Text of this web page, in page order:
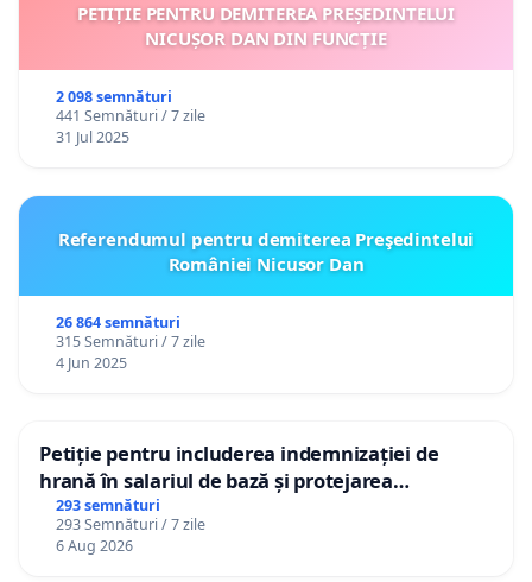
PETIȚIE PENTRU DEMITEREA PREȘEDINTELUI
NICUȘOR DAN DIN FUNCȚIE
2 098 semnături
441 Semnături / 7 zile
31 Jul 2025
Referendumul pentru demiterea Preşedintelui
României Nicusor Dan
26 864 semnături
315 Semnături / 7 zile
4 Jun 2025
Petiție pentru includerea indemnizației de
hrană în salariul de bază și protejarea
gradațiilor de vechime pentru asistenții
personali
293 semnături
293 Semnături / 7 zile
6 Aug 2026